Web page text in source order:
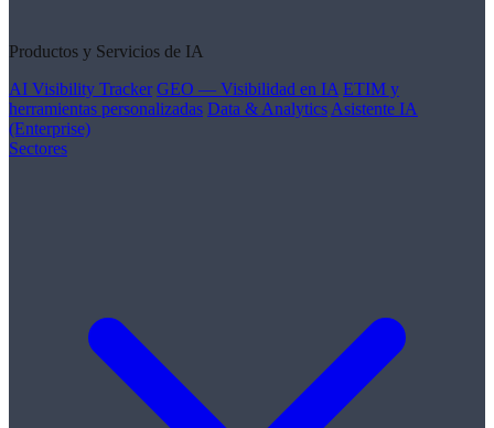
Productos y Servicios de IA
AI Visibility Tracker GEO — Visibilidad en IA ETIM y
herramientas personalizadas Data & Analytics Asistente IA
(Enterprise)
Sectores